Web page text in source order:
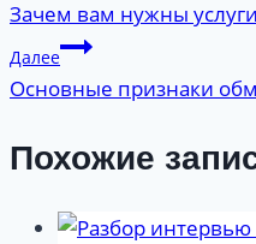
по
записям
Зачем вам нужны
Далее
Основные признаки
Похожие